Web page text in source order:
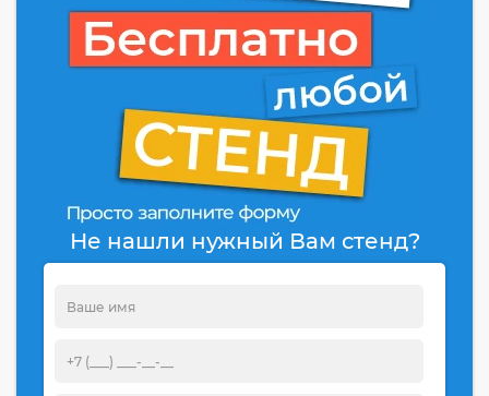
Не нашли нужный Вам стенд?